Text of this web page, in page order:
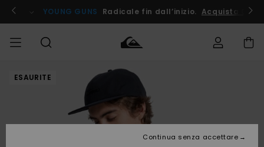
informazioni
prodotto
! YOUNG GUNS Radicale fin dall’inizio. Acquista Ora
UOMO Abbigliamento
Accessori
Abbigliamento
Accessori
Nuovi
Surf Shop
Uomo
Accedi al tuo
Spedizione
ESAURITE
Continua senza accettare